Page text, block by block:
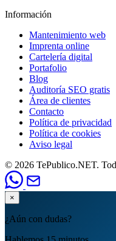
Información
Mantenimiento web
Imprenta online
Cartelería digital
Portafolio
Blog
Auditoría SEO gratis
Área de clientes
Contacto
Política de privacidad
Política de cookies
Aviso legal
© 2026 TePublico.NET.
×
¿Aún con dudas?